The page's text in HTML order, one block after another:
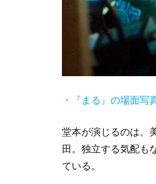
・ 『まる』の場面写
堂本が演じるのは、
田。独立する気配も
ている。